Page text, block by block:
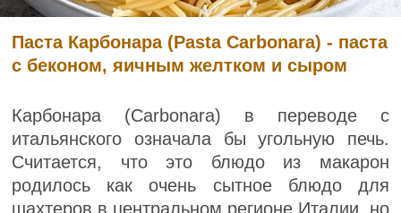
Паста Карбонара (Pasta Carbonara) - паста
с беконом, яичным желтком и сыром
Карбонара (Carbonara) в переводе с
итальянского означала бы угольную печь.
Считается, что это блюдо из макарон
родилось как очень сытное блюдо для
шахтеров в центральном регионе Италии, но